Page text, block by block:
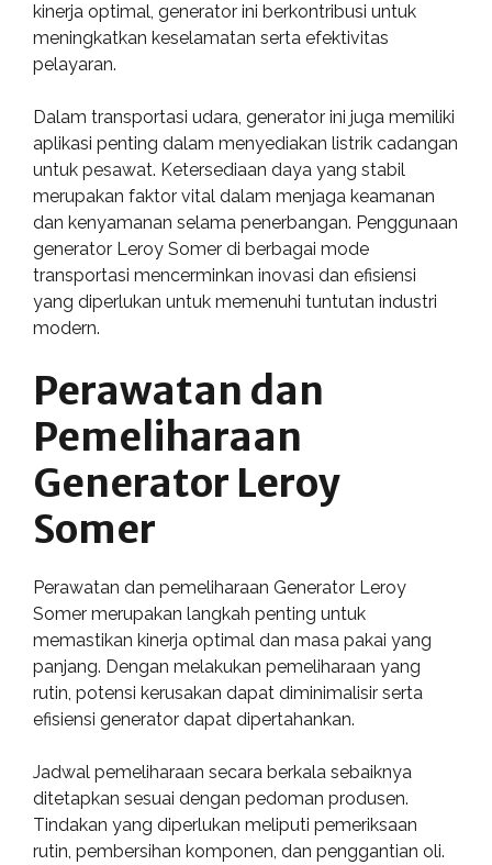
kinerja optimal, generator ini berkontribusi untuk
meningkatkan keselamatan serta efektivitas
pelayaran.
Dalam transportasi udara, generator ini juga memiliki
aplikasi penting dalam menyediakan listrik cadangan
untuk pesawat. Ketersediaan daya yang stabil
merupakan faktor vital dalam menjaga keamanan
dan kenyamanan selama penerbangan. Penggunaan
generator Leroy Somer di berbagai mode
transportasi mencerminkan inovasi dan efisiensi
yang diperlukan untuk memenuhi tuntutan industri
modern.
Perawatan dan
Pemeliharaan
Generator Leroy
Somer
Perawatan dan pemeliharaan Generator Leroy
Somer merupakan langkah penting untuk
memastikan kinerja optimal dan masa pakai yang
panjang. Dengan melakukan pemeliharaan yang
rutin, potensi kerusakan dapat diminimalisir serta
efisiensi generator dapat dipertahankan.
Jadwal pemeliharaan secara berkala sebaiknya
ditetapkan sesuai dengan pedoman produsen.
Tindakan yang diperlukan meliputi pemeriksaan
rutin, pembersihan komponen, dan penggantian oli.